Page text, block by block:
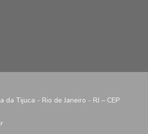
Tijuca - Rio de Janeiro - RJ – CEP